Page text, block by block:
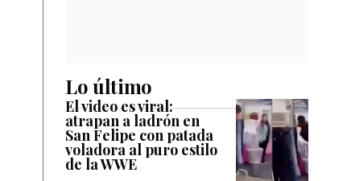
Lo último
El video es viral:
atrapan a ladrón en
San Felipe con patada
voladora al puro estilo
de la WWE